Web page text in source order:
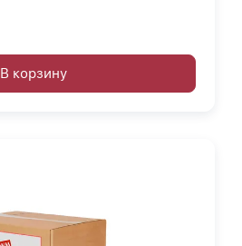
В корзину